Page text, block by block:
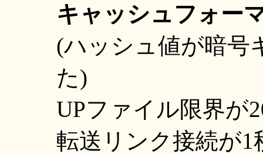
キャッシュフォー
(ハッシュ値が暗号
た)
UPファイル限界が
転送リンク接続が